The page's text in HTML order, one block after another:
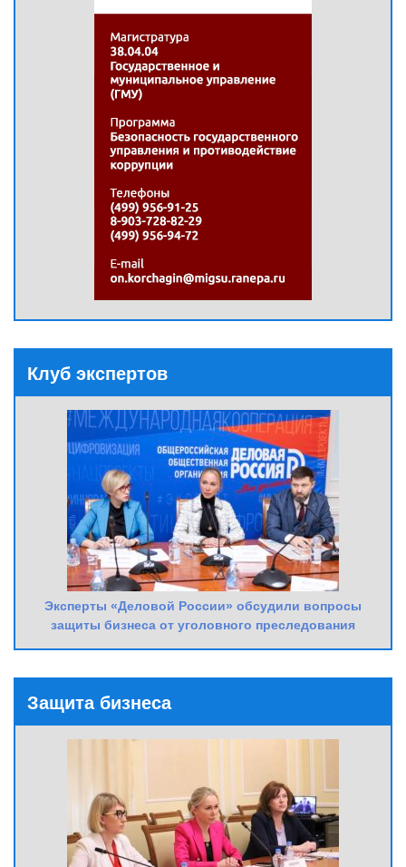
Клуб экспертов
Эксперты «Деловой России» обсудили вопросы
защиты бизнеса от уголовного преследования
Защита бизнеса